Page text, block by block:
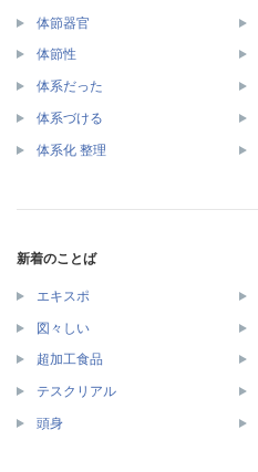
体節器官
体節性
体系だった
体系づける
体系化 整理
新着のことば
エキスポ
図々しい
超加工食品
テスクリアル
頭身